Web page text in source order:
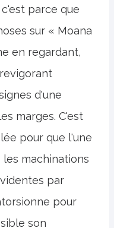
parce que
sur « Moana
en regardant,
d'une
marges. C'est
pour que l'une
machinations
par
pour
son